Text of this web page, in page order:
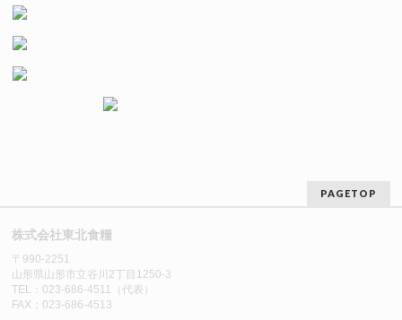
PAGETOP
株式会社東北食糧
〒990-2251
山形県山形市立谷川2丁目1250-3
TEL：023-686-4511（代表）
FAX：023-686-4513